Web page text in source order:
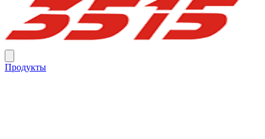
Продукты